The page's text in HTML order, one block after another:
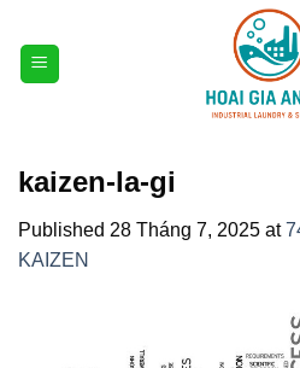
content
kaizen-la-gi
Published 28 Tháng 7, 2025 at
KAIZEN